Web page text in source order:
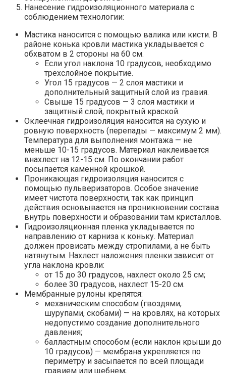
Нанесение гидроизоляционного материала с
соблюдением технологии:
Мастика наносится с помощью валика или кисти. В
районе конька кровли мастика укладывается с
обхватом в 2 стороны на 60 см.
Если угол наклона 10 градусов, необходимо
трехслойное покрытие.
Угол 15 градусов — 2 слоя мастики и
дополнительный защитный слой из гравия.
Свыше 15 градусов — 3 слоя мастики и
защитный слой, покрытый краской.
Оклеечная гидроизоляция наносится на сухую и
ровную поверхность (перепады — максимум 2 мм).
Температура для выполнения монтажа — не
меньше 10-15 градусов. Материал наклеивается
внахлест на 12-15 см. По окончании работ
посыпается каменной крошкой.
Проникающая гидроизоляция наносится с
помощью пульверизаторов. Особое значение
имеет чистота поверхности, так как принцип
действия основывается на проникновении состава
внутрь поверхности и образовании там кристаллов.
Гидроизоляционная пленка укладывается по
направлению от карниза к коньку. Материал
должен провисать между стропилами, а не быть
натянутым. Нахлест наложения пленки зависит от
угла наклона кровли:
от 15 до 30 градусов, нахлест около 25 см;
более 30 градусов, нахлест 15-20 см.
Мембранные рулоны крепятся:
механическим способом (гвоздями,
шурупами, скобами) — на кровлях, на которых
недопустимо создание дополнительного
давления;
балластным способом (если наклон крыши до
10 градусов) — мембрана укрепляется по
периметру и засыпается по всей площади
гравием или щебнем;